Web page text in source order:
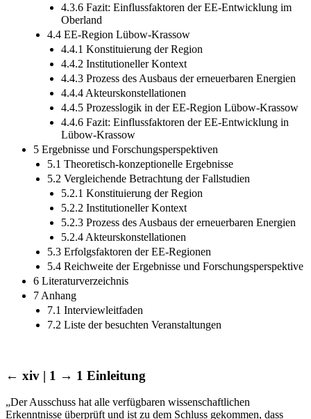
4.3.6 Fazit: Einflussfaktoren der EE-Entwicklung im
Oberland
4.4 EE-Region Lübow-Krassow
4.4.1 Konstituierung der Region
4.4.2 Institutioneller Kontext
4.4.3 Prozess des Ausbaus der erneuerbaren Energien
4.4.4 Akteurskonstellationen
4.4.5 Prozesslogik in der EE-Region Lübow-Krassow
4.4.6 Fazit: Einflussfaktoren der EE-Entwicklung in
Lübow-Krassow
5 Ergebnisse und Forschungsperspektiven
5.1 Theoretisch-konzeptionelle Ergebnisse
5.2 Vergleichende Betrachtung der Fallstudien
5.2.1 Konstituierung der Region
5.2.2 Institutioneller Kontext
5.2.3 Prozess des Ausbaus der erneuerbaren Energien
5.2.4 Akteurskonstellationen
5.3 Erfolgsfaktoren der EE-Regionen
5.4 Reichweite der Ergebnisse und Forschungsperspektive
6 Literaturverzeichnis
7 Anhang
7.1 Interviewleitfaden
7.2 Liste der besuchten Veranstaltungen
← xiv | 1 → 1 Einleitung
„Der Ausschuss hat alle verfügbaren wissenschaftlichen
Erkenntnisse überprüft und ist zu dem Schluss gekommen, dass